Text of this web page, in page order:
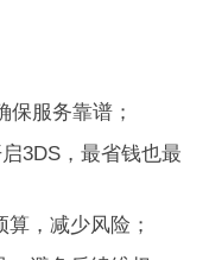
服务靠谱；
3DS，最省钱也最
，减少风险；